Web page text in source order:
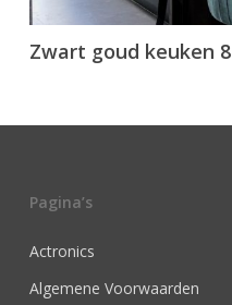
Zwart goud keuken 8
Pagina’s
Actronics
Algemene Voorwaarden